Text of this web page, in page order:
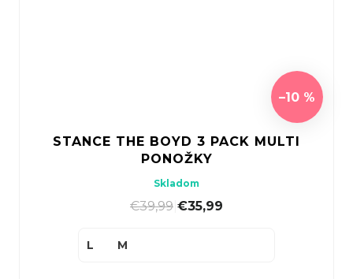
–10 %
STANCE THE BOYD 3 PACK MULTI
PONOŽKY
Skladom
€39,99 €35,99
L M